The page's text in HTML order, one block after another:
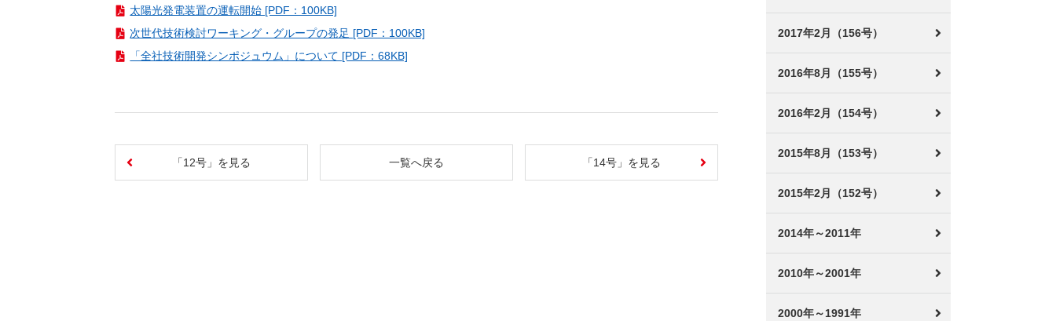
太陽光発電装置の運転開始 [PDF：100KB]
次世代技術検討ワーキング・グループの発足 [PDF：100KB]
「全社技術開発シンポジュウム」について [PDF：68KB]
「12号」を見る 一覧へ戻る 「14号」を見る
2017年2月（156号）
2016年8月（155号）
2016年2月（154号）
2015年8月（153号）
2015年2月（152号）
2014年～2011年
2010年～2001年
2000年～1991年